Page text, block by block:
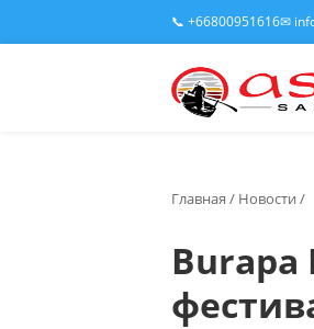
📞 +66800951616✉
Главная / Новости /
Burapa